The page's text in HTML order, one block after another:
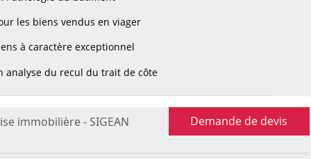
les biens vendus en viager
à caractère exceptionnel
analyse du recul du trait de côte
immobilière - SIGEAN Demande de devis